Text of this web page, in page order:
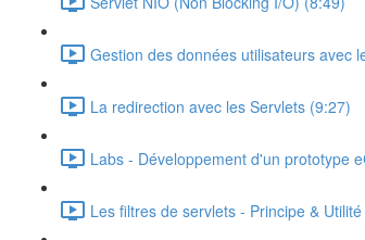
Gestion des données utilisateurs avec
La redirection avec les Servlets (9:27)
Labs - Développement d'un prototype
Les filtres de servlets - Principe &